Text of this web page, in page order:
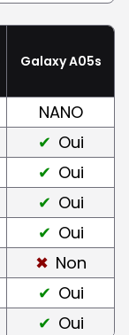
Galaxy A05s
NANO
Oui
Oui
Oui
Oui
Non
Oui
Oui